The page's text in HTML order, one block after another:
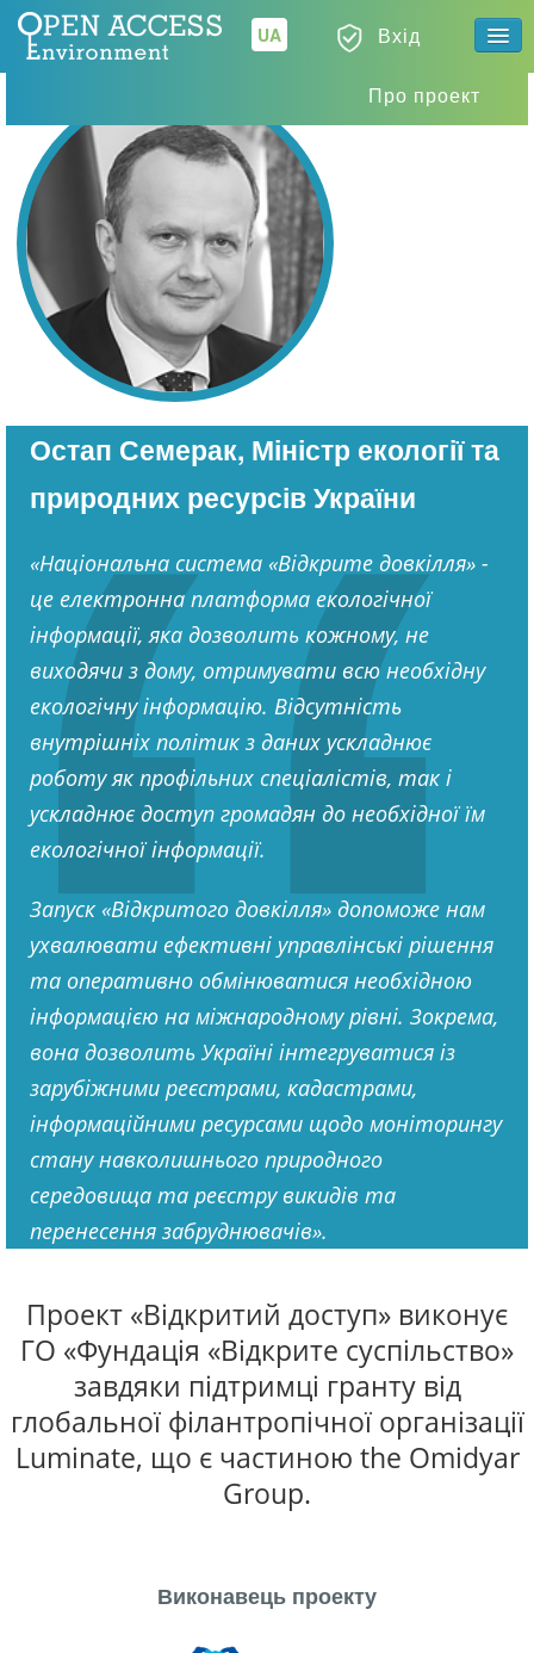
Вода
Повітря
ЕкоФінанси
Каталог
метаданих
Вхід
UA
Про проект
Остап Семерак, Міністр екології та
природних ресурсів України
«Національна система «Відкрите довкілля» -
це електронна платформа екологічної
інформації, яка дозволить кожному, не
виходячи з дому, отримувати всю необхідну
екологічну інформацію. Відсутність
внутрішніх політик з даних ускладнює
роботу як профільних спеціалістів, так і
ускладнює доступ громадян до необхідної їм
екологічної інформації.
Запуск «Відкритого довкілля» допоможе нам
ухвалювати ефективні управлінські рішення
та оперативно обмінюватися необхідною
інформацією на міжнародному рівні. Зокрема,
вона дозволить Україні інтегруватися із
зарубіжними реєстрами, кадастрами,
інформаційними ресурсами щодо моніторингу
стану навколишнього природного
середовища та реєстру викидів та
перенесення забруднювачів».
Проект «Відкритий доступ» виконує
ГО «Фундація «Відкрите суспільство»
завдяки підтримці гранту від
глобальної філантропічної організації
Luminate, що є частиною the Omidyar
Group.
Виконавець проекту